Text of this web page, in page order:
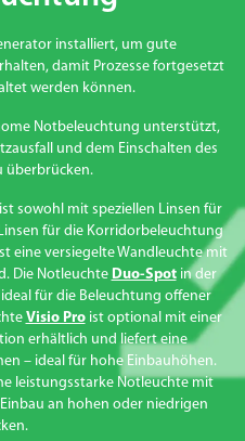
installiert, um gute
damit Prozesse fortgesetzt
werden können.
Notbeleuchtung unterstützt,
und dem Einschalten des
überbrücken.
sowohl mit speziellen Linsen für
für die Korridorbeleuchtung
eine versiegelte Wandleuchte mit
Die Notleuchte Duo-Spotin der
für die Beleuchtung offener
Visio Proist optional mit einer
erhältlich und liefert eine
– ideal für hohe Einbauhöhen.
leistungsstarke Notleuchte mit
an hohen oder niedrigen